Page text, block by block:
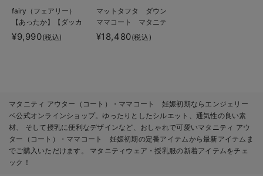
fairy（フェアリー）
【あったか】【ダッカ
ー付】フーデットママ
コート マタニティ・
¥9,990(税込)
マットタフタ ダウン
ママコート マタニテ
ィ・産後授乳服【出産
後も長く使える】
¥18,480(税込)
マタニティ アウター（コート）・ママコート 妊娠初期ならエンジェリー
ベ公式オンラインショップ。ゆったりとしたシルエット、通気性の良い素
材、 そして授乳に便利なデザインなど、おしゃれで可愛いマタニティ アウ
ター（コート）・ママコート 妊娠初期の定番アイテムから最新アイテムま
でご購入いただけます。 マタニティウェア・授乳服の新着アイテムをチェ
ック！